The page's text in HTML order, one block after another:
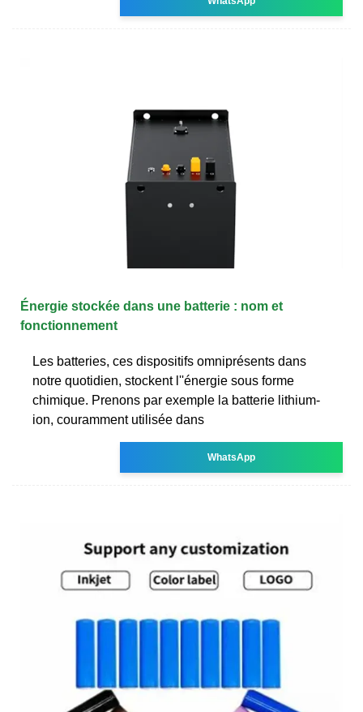
Énergie stockée dans une batterie : nom et
fonctionnement
Les batteries, ces dispositifs omniprésents dans
notre quotidien, stockent l''énergie sous forme
chimique. Prenons par exemple la batterie lithium-
ion, couramment utilisée dans
WhatsApp